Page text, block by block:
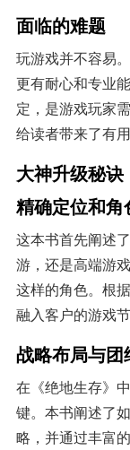
面临的难题
玩游戏并不容易
更有耐心和专业
定，是游戏玩家
给读者带来了有用
大神升级秘诀
精确定位和
这本书首先阐述
游，还是高端游
这样的角色。根
融入客户的游戏
战略布局与团
在《绝地生存》
键。本书阐述了
略，并通过丰富